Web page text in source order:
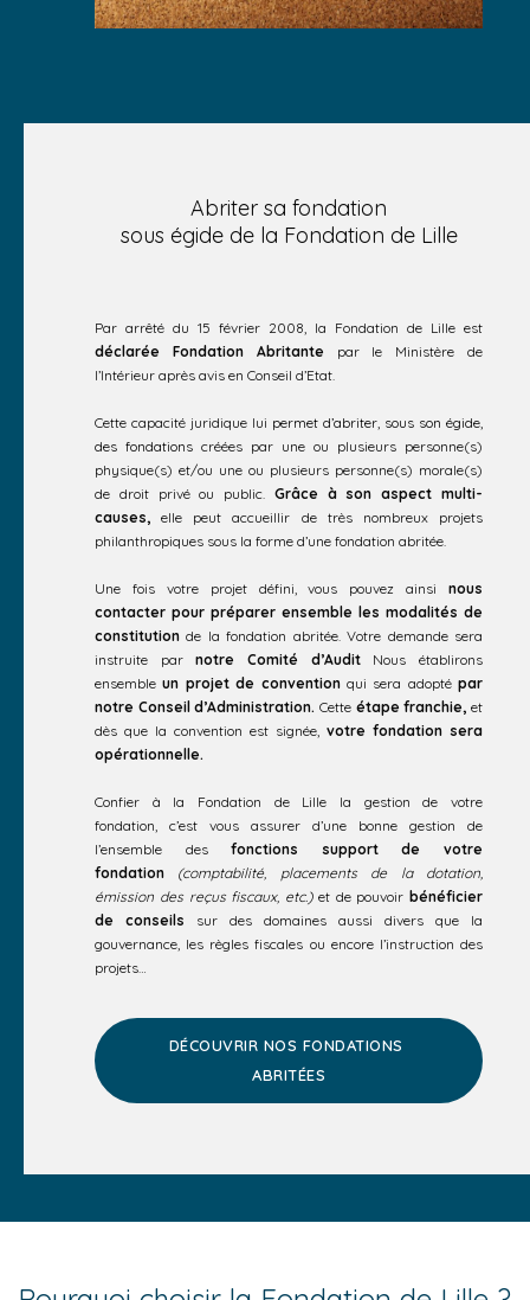
Abriter sa fondation
sous égide de la Fondation de Lille
Par arrêté du 15 février 2008, la Fondation de Lille est
déclarée Fondation Abritante par le Ministère de
l’Intérieur après avis en Conseil d’Etat.
Cette capacité juridique lui permet d’abriter, sous son égide,
des fondations créées par une ou plusieurs personne(s)
physique(s) et/ou une ou plusieurs personne(s) morale(s)
de droit privé ou public. Grâce à son aspect multi-
causes, elle peut accueillir de très nombreux projets
philanthropiques sous la forme d’une fondation abritée.
Une fois votre projet défini, vous pouvez ainsi nous
contacter pour préparer ensemble les modalités de
constitution de la fondation abritée. Votre demande sera
instruite parnotre Comité d’AuditNous établirons
ensembleun projet de conventionqui sera adopté par
notre Conseil d’Administration. Cette étape franchie, et
dès que la convention est signée, votre fondation sera
opérationnelle.
Confier à la Fondation de Lille la gestion de votre
fondation, c’est vous assurer d’une bonne gestion de
l’ensemble desfonctions support de votre
fondation (comptabilité, placements de la dotation,
émission des reçus fiscaux, etc.)et de pouvoir bénéficier
de conseils sur des domaines aussi divers que la
gouvernance, les règles fiscales ou encore l’instruction des
projets…
DÉCOUVRIR NOS FONDATIONS
ABRITÉES